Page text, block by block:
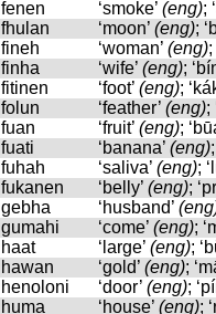
fenen ‘smoke’ (eng);
fhulan ‘moon’ (eng);
fineh ‘woman’ (eng)
finha ‘wife’ (eng);
fitinen ‘foot’ (eng);
folun ‘feather’ (eng);
fuan ‘fruit’ (eng);
fuati ‘banana’ (eng)
fuhah ‘saliva’ (eng);
fukanen ‘belly’ (eng);
ɡebha ‘husband’
ɡumahi ‘come’ (eng);
haat ‘large’ (eng);
hawan ‘gold’ (eng);
henoloni ‘door’ (eng);
huma ‘house’ (eng);